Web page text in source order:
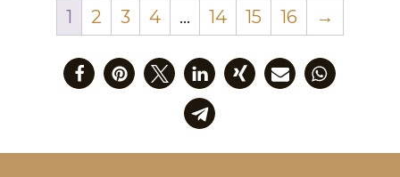
1 2 3 4 … 14 15 16 →